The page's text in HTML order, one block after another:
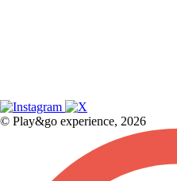
© Play&go experience, 2026